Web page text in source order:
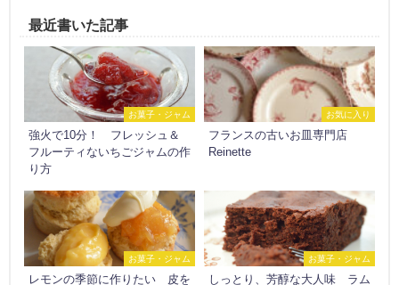
最近書いた記事
お菓子・ジャム
強火で10分！ フレッシュ＆
フルーティないちごジャムの作
り方
お気に入り
フランスの古いお皿専門店
Reinette
お菓子・ジャム
レモンの季節に作りたい 皮を
お菓子・ジャム
しっとり、芳醇な大人味 ラム